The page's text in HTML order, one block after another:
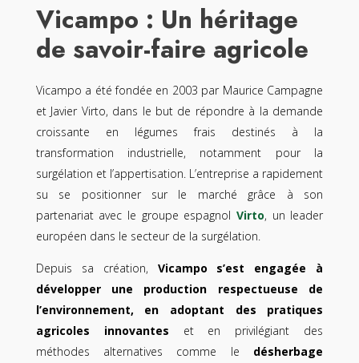
Vicampo : Un héritage
de savoir-faire agricole
Vicampo a été fondée en 2003 par Maurice Campagne
et Javier Virto, dans le but de répondre à la demande
croissante en légumes frais destinés à la
transformation industrielle, notamment pour la
surgélation et l’appertisation. L’entreprise a rapidement
su se positionner sur le marché grâce à son
partenariat avec le groupe espagnol Virto, un leader
européen dans le secteur de la surgélation.
Depuis sa création, Vicampo s’est engagée à
développer une production respectueuse de
l’environnement, en adoptant des pratiques
agricoles innovantes et en privilégiant des
méthodes alternatives comme le désherbage